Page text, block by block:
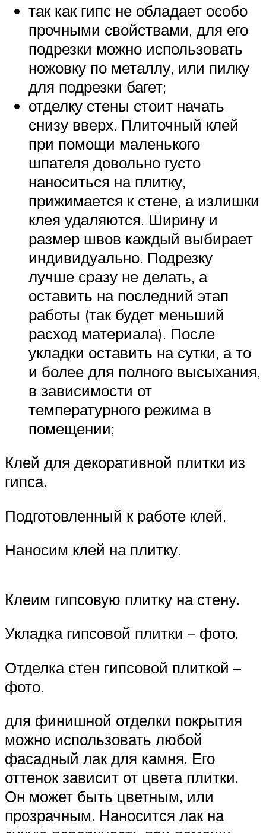
так как гипс не обладает особо
прочными свойствами, для его
подрезки можно использовать
ножовку по металлу, или пилку
для подрезки багет;
отделку стены стоит начать
снизу вверх. Плиточный клей
при помощи маленького
шпателя довольно густо
наноситься на плитку,
прижимается к стене, а излишки
клея удаляются. Ширину и
размер швов каждый выбирает
индивидуально. Подрезку
лучше сразу не делать, а
оставить на последний этап
работы (так будет меньший
расход материала). После
укладки оставить на сутки, а то
и более для полного высыхания,
в зависимости от
температурного режима в
помещении;
Клей для декоративной плитки из
гипса.
Подготовленный к работе клей.
Наносим клей на плитку.
Клеим гипсовую плитку на стену.
Укладка гипсовой плитки – фото.
Отделка стен гипсовой плиткой –
фото.
для финишной отделки покрытия
можно использовать любой
фасадный лак для камня. Его
оттенок зависит от цвета плитки.
Он может быть цветным, или
прозрачным. Наносится лак на